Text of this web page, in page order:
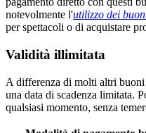
notevolmente l'utilizzo dei
per spettacoli o di acquistare
Validità illimitata
A differenza di molti altri buoni
una data di scadenza limitata.
qualsiasi momento, senza